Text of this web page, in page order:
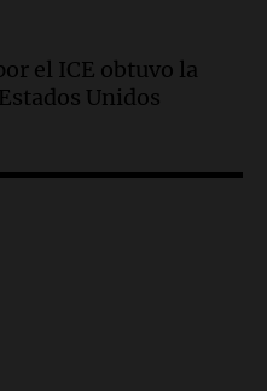
Vega, tras
"En esa casa
ver"
alimentos
el ICE obtuvo la
Unidos